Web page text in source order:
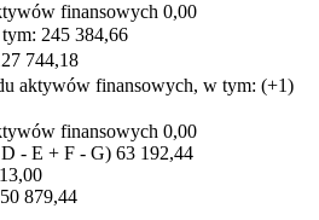
finansowych 0,00
245 384,66
744,18
aktywów finansowych, w tym: (+1)
finansowych 0,00
- E + F - G) 63 192,44
50 879,44